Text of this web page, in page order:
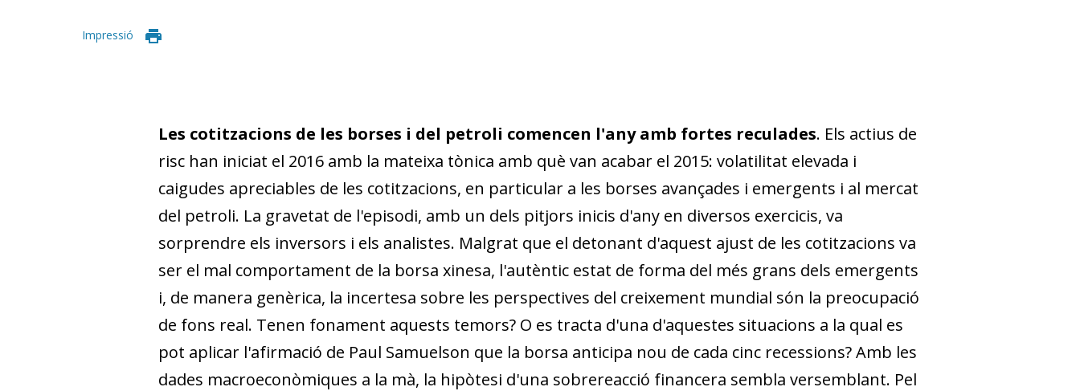
Impressió
Les cotitzacions de les borses i del petroli comencen l'any amb fortes reculades. Els actius de
risc han iniciat el 2016 amb la mateixa tònica amb què van acabar el 2015: volatilitat elevada i
caigudes apreciables de les cotitzacions, en particular a les borses avançades i emergents i al mercat
del petroli. La gravetat de l'episodi, amb un dels pit­­jors inicis d'any en diversos exercicis, va
sorprendre els in­­ver­­sors i els analistes. Malgrat que el detonant d'aquest ajust de les cotitzacions va
ser el mal comportament de la borsa xinesa, l'autèntic estat de forma del més grans dels emergents
i, de manera genèrica, la incertesa sobre les pers­­pectives del creixement mundial són la preocupació
de fons real. Tenen fonament aquests temors? O es tracta d'una d'aquestes situacions a la qual es
pot aplicar l'afir­­ma­­ció de Paul Samuelson que la borsa anticipa nou de cada cinc recessions? Amb les
dades macroeconòmiques a la mà, la hipòtesi d'una sobrereacció financera sembla versemblant. Pel